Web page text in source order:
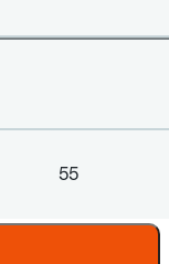
55